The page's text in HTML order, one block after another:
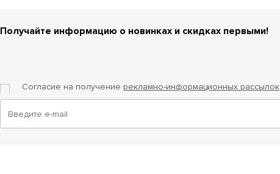
Получайте информацию о новинках и скидках первыми!
Согласие на получение рекламно-информационных рассылок